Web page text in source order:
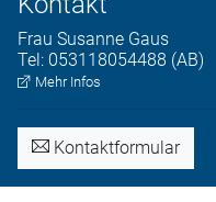
Frau Susanne Gaus
Tel: 053118054488 (AB)
Mehr Infos
Kontaktformular